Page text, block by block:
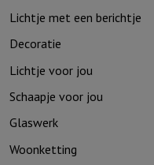
Lichtje met een berichtje
Decoratie
Lichtje voor jou
Schaapje voor jou
Glaswerk
Woonketting